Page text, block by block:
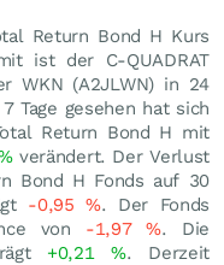
Return Bond H Kurs
ist der C-QUADRAT
WKN (A2JLWN) in 24
Tage gesehen hat sich
Return Bond H mit
verändert. Der Verlust
Bond H Fonds auf 30
-0,95%. Der Fonds
von -1,97%. Die
+0,21%. Derzeit